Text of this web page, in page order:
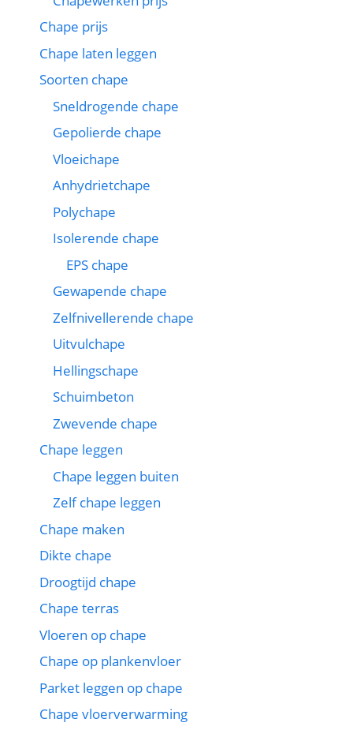
Chape prijs
Chape laten leggen
Soorten chape
Sneldrogende chape
Gepolierde chape
Vloeichape
Anhydrietchape
Polychape
Isolerende chape
EPS chape
Gewapende chape
Zelfnivellerende chape
Uitvulchape
Hellingschape
Schuimbeton
Zwevende chape
Chape leggen
Chape leggen buiten
Zelf chape leggen
Chape maken
Dikte chape
Droogtijd chape
Chape terras
Vloeren op chape
Chape op plankenvloer
Parket leggen op chape
Chape vloerverwarming